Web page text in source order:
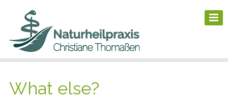
What else?